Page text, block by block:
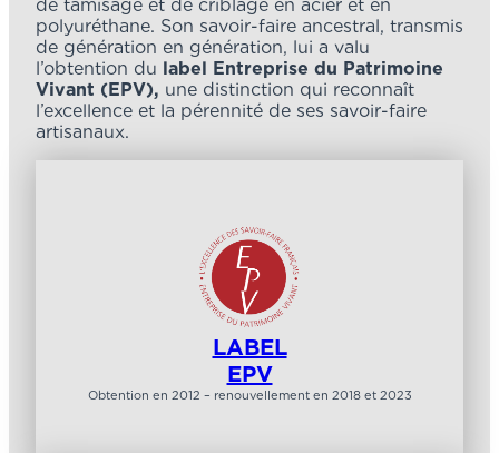
de tamisage et de criblage en acier et en
polyuréthane. Son savoir-faire ancestral, transmis
de génération en génération, lui a valu
l’obtention du label Entreprise du Patrimoine
Vivant (EPV), une distinction qui reconnaît
l’excellence et la pérennité de ses savoir-faire
artisanaux.
LABEL
EPV
Obtention en 2012 – renouvellement en 2018 et 2023